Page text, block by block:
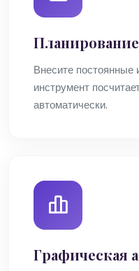
Внесите
инструмент
автоматически.
Графическая